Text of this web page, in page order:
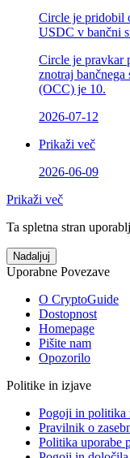
Circle je pridobil
USDC v bančni
Circle je pravkar
znotraj
(OCC) je 10.
2026-07-12
Prikaži več
2026-06-09
Prikaži več
Ta spletna stran
Nadaljuj
Uporabne Povezave
O CryptoGuide
Dostopnost
Homepage
Pišite nam
Opozorilo
Politike in izjave
Pogoji in politika
Pravilnik o
Politika uporabe